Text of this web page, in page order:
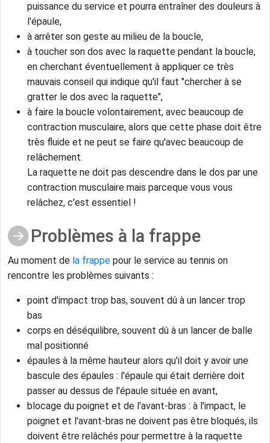
puissance du service et pourra entraîner des douleurs à
l'épaule,
à arrêter son geste au milieu de la boucle,
à toucher son dos avec la raquette pendant la boucle,
en cherchant éventuellement à appliquer ce très
mauvais conseil qui indique qu'il faut "chercher à se
gratter le dos avec la raquette",
à faire la boucle volontairement, avec beaucoup de
contraction musculaire, alors que cette phase doit être
très fluide et ne peut se faire qu'avec beaucoup de
relâchement.
La raquette ne doit pas descendre dans le dos par une
contraction musculaire mais parceque vous vous
relâchez, c'est essentiel !
Problèmes à la frappe
Au moment de la frappe pour le service au tennis on
rencontre les problèmes suivants :
point d'impact trop bas, souvent dû à un lancer trop
bas
corps en déséquilibre, souvent dû à un lancer de balle
mal positionné
épaules à la même hauteur alors qu'il doit y avoir une
bascule des épaules : l'épaule qui était derrière doit
passer au dessus de l'épaule située en avant,
blocage du poignet et de l'avant-bras : à l'impact, le
poignet et l'avant-bras ne doivent pas être bloqués, ils
doivent être relâchés pour permettre à la raquette